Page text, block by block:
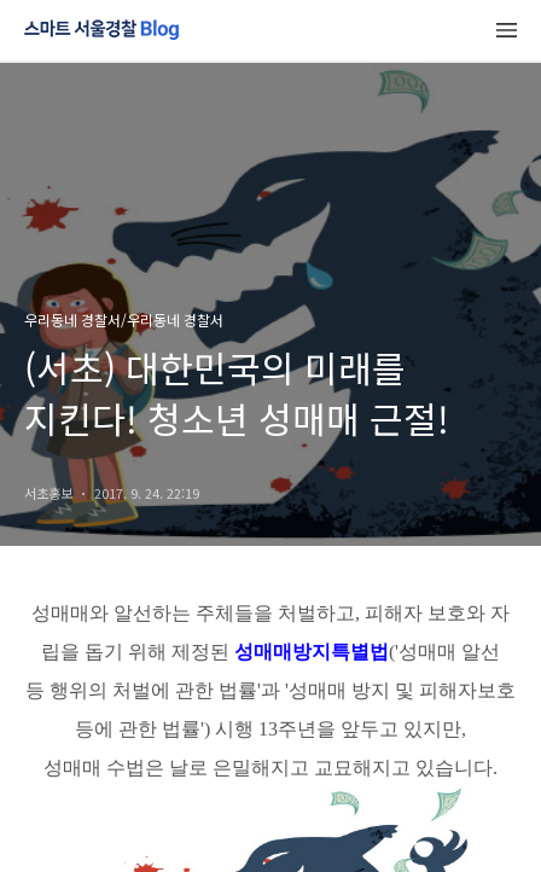
우리동네 경찰서/우리동네 경찰서
(서초) 대한민국의 미래를
지킨다! 청소년 성매매 근절!
서초홍보 2017. 9. 24. 22:19
성매매와 알선하는 주체들을 처벌하고, 피해자 보호와 자
립을 돕기 위해 제정된 성매매방지 특별법('성매매 알선
등 행위의 처벌에 관한 법률'과 '성매매 방지 및 피해자보호
등에 관한 법률') 시행 13주년을 앞두고 있지만,
성매매 수법은 날로 은밀해지고 교묘해지고 있습니다.